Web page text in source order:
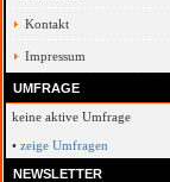
Kontakt
Impressum
UMFRAGE
keine aktive Umfrage
• zeige Umfragen
NEWSLETTER